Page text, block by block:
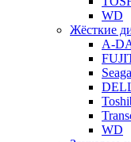
WD
Жёсткие
A-
WD